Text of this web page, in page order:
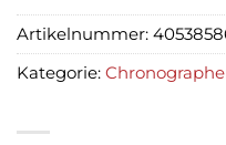
Artikelnummer:
Kategorie: